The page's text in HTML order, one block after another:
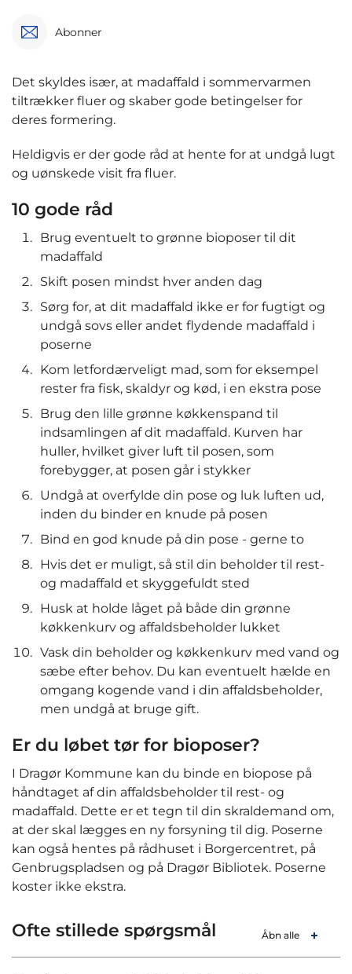
Abonner
Det skyldes især, at madaffald i sommervarmen
tiltrækker fluer og skaber gode betingelser for
deres formering.
Heldigvis er der gode råd at hente for at undgå lugt
og uønskede visit fra fluer.
10 gode råd
Brug eventuelt to grønne bioposer til dit
madaffald
Skift posen mindst hver anden dag
Sørg for, at dit madaffald ikke er for fugtigt og
undgå sovs eller andet flydende madaffald i
poserne
Kom letfordærveligt mad, som for eksempel
rester fra fisk, skaldyr og kød, i en ekstra pose
Brug den lille grønne køkkenspand til
indsamlingen af dit madaffald. Kurven har
huller, hvilket giver luft til posen, som
forebygger, at posen går i stykker
Undgå at overfylde din pose og luk luften ud,
inden du binder en knude på posen
Bind en god knude på din pose - gerne to
Hvis det er muligt, så stil din beholder til rest-
og madaffald et skyggefuldt sted
Husk at holde låget på både din grønne
køkkenkurv og affaldsbeholder lukket
Vask din beholder og køkkenkurv med vand og
sæbe efter behov. Du kan eventuelt hælde en
omgang kogende vand i din affaldsbeholder,
men undgå at bruge gift.
Er du løbet tør for bioposer?
I Dragør Kommune kan du binde en biopose på
håndtaget af din affaldsbeholder til rest- og
madaffald. Dette er et tegn til din skraldemand om,
at der skal lægges en ny forsyning til dig. Poserne
kan også hentes på rådhuset i Borgercentret, på
Genbrugspladsen og på Dragør Bibliotek. Poserne
koster ikke ekstra.
Ofte stillede spørgsmål Åbn alle